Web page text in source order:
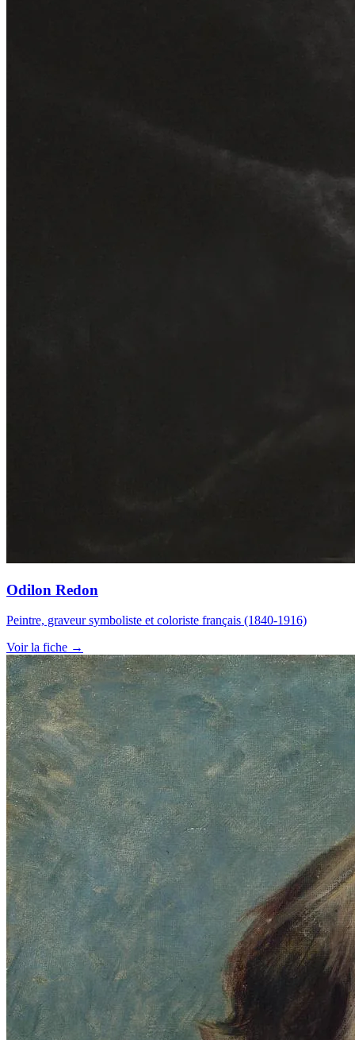
Odilon Redon
Peintre, graveur symboliste et coloriste français (1840-1916)
Voir la fiche →